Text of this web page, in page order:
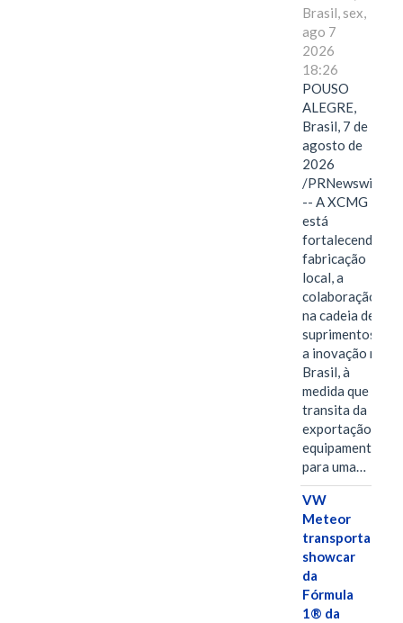
Brasil, sex,
ago 7
2026
18:26
POUSO
ALEGRE,
Brasil, 7 de
agosto de
2026
/PRNewswire/
-- A XCMG
está
fortalecendo a
fabricação
local, a
colaboração
na cadeia de
suprimentos e
a inovação no
Brasil, à
medida que
transita da
exportação de
equipamentos
para uma…
VW
Meteor
transporta
showcar
da
Fórmula
1® da